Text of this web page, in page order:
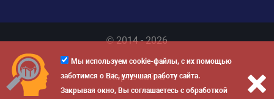
Мы используем cookie-файлы, с их помощью
заботимся о Вас, улучшая работу сайта.
Закрывая окно, Вы соглашаетесь с обработкой
© 2014 - 2026
Карта сайта